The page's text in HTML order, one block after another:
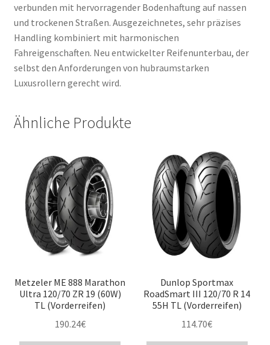
verbunden mit hervorragender Bodenhaftung auf nassen
und trockenen Straßen. Ausgezeichnetes, sehr präzises
Handling kombiniert mit harmonischen
Fahreigenschaften. Neu entwickelter Reifenunterbau, der
selbst den Anforderungen von hubraumstarken
Luxusrollern gerecht wird.
Ähnliche Produkte
Metzeler ME 888 Marathon
Ultra 120/70 ZR 19 (60W)
TL (Vorderreifen)
190.24€
Dunlop Sportmax
RoadSmart III 120/70 R 14
55H TL (Vorderreifen)
114.70€